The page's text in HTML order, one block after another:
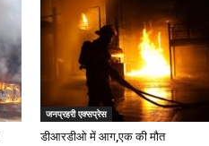
जनप्रहरी एक्सप्रेस
डीआरडीओ में आग,एक की मौत